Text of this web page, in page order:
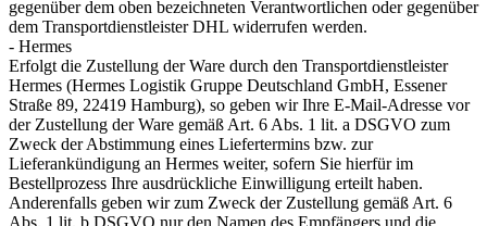
gegenüber dem oben bezeichneten Verantwortlichen oder gegenüber
dem Transportdienstleister DHL widerrufen werden.
- Hermes
Erfolgt die Zustellung der Ware durch den Transportdienstleister
Hermes (Hermes Logistik Gruppe Deutschland GmbH, Essener
Straße 89, 22419 Hamburg), so geben wir Ihre E-Mail-Adresse vor
der Zustellung der Ware gemäß Art. 6 Abs. 1 lit. a DSGVO zum
Zweck der Abstimmung eines Liefertermins bzw. zur
Lieferankündigung an Hermes weiter, sofern Sie hierfür im
Bestellprozess Ihre ausdrückliche Einwilligung erteilt haben.
Anderenfalls geben wir zum Zweck der Zustellung gemäß Art. 6